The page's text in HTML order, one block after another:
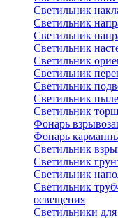
Светильник
Светильник
Светильник
Светильник
Светильник
Светильник
Светильник
Светильник
Светильник
Фонарь
Фонарь
Светильник
Светильник
Светильник
Светильник
освещения
Светильники